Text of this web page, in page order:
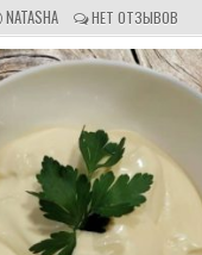
А
В
Т
О
Р
Р
П
А
:
NATASHA О
Т
З
Ы
НЕТ ОТЗЫВОВ